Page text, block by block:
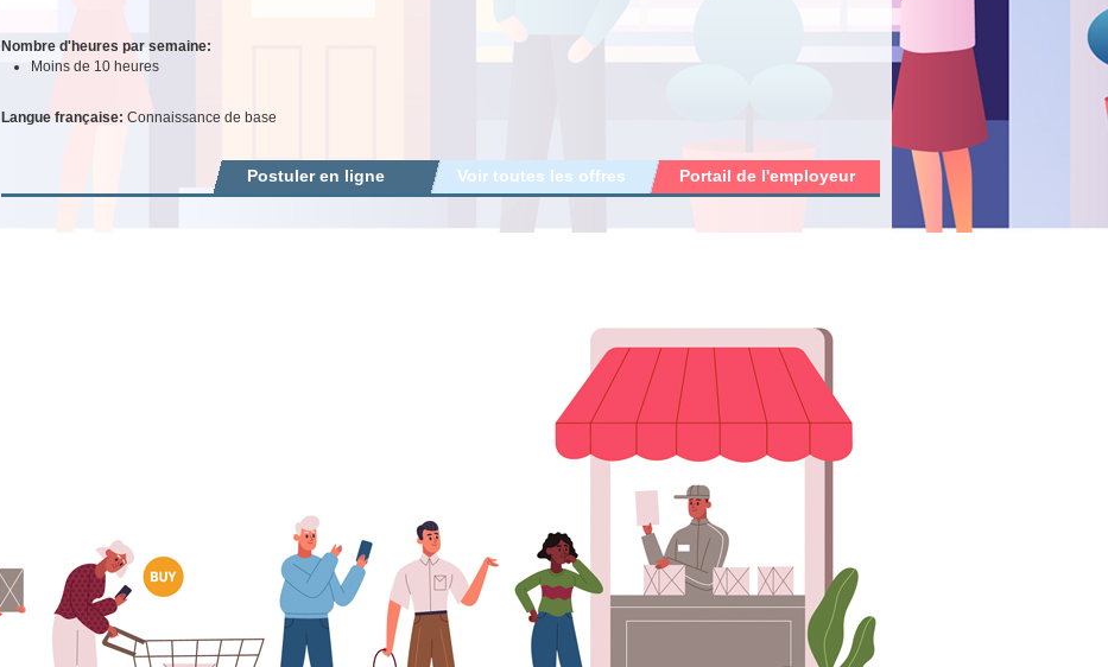
Nombre d'heures par semaine:
Moins de 10 heures
Langue française: Connaissance de base
Portail de l'employeur
Voir toutes les offres
Postuler en ligne